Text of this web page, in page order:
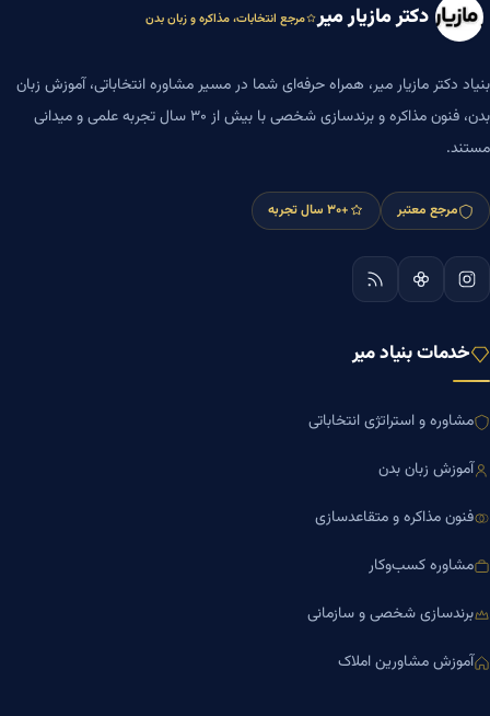
دکتر مازیار میر مرجع انتخابات، مذاکره و زبان بدن
بنیاد دکتر مازیار میر، همراه حرفه‌ای شما در مسیر مشاوره انتخاباتی، آموزش زبان
بدن، فنون مذاکره و برندسازی شخصی با بیش از ۳۰ سال تجربه علمی و میدانی
مستند.
مرجع معتبر +۳۰ سال تجربه
خدمات بنیاد میر
مشاوره و استراتژی انتخاباتی
آموزش زبان بدن
فنون مذاکره و متقاعدسازی
مشاوره کسب‌وکار
برندسازی شخصی و سازمانی
آموزش مشاورین املاک